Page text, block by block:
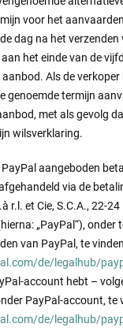
voor het
dag na het
het einde van de
Als de
genoemde termijn
met als gevolg
wilsverklaring.
PayPal aangeboden
via de
r.l. et Cie, S.C.A., 22-
„PayPal“), onder
van PayPal, te
de/legalhub/
account hebt –
PayPal-account, te
de/legalhub/